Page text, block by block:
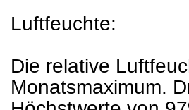
Luftfeuchte:
Die relative
Monatsmaximum.